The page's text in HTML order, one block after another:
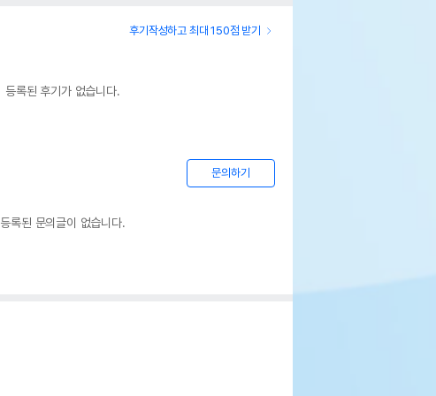
후기작성하고 최대 150점 받기
등록된 후기가 없습니다.
문의하기
등록된 문의글이 없습니다.